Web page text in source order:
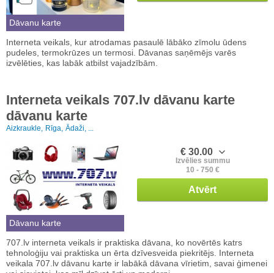
Dāvanu karte
Interneta veikals, kur atrodamas pasaulē lābāko zīmolu ūdens
pudeles, termokrūzes un termosi. Dāvanas saņēmējs varēs
izvēlēties, kas labāk atbilst vajadzībām.
Interneta veikals 707.lv dāvanu karte
dāvanu karte
Aizkraukle, Rīga, Ādaži, ...
Dāvanu karte
€ 30.00
Izvēlies summu
10 - 750 €
Atvērt
707.lv interneta veikals ir praktiska dāvana, ko novērtēs katrs
tehnoloģiju vai praktiska un ērta dzīvesveida piekritējs. Interneta
veikala 707.lv dāvanu karte ir labākā dāvana vīrietim, savai ģimenei